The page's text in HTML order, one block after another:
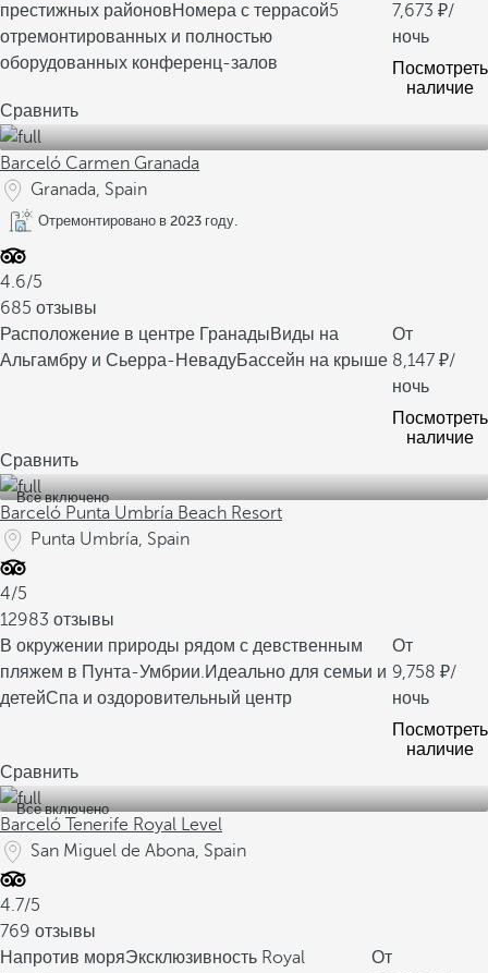
престижных районовНомера с террасой5
отремонтированных и полностью
оборудованных конференц-залов
7,673
/
ночь
Посмотреть
наличие
Сравнить
Barceló Carmen Granada
Granada, Spain
Отремонтировано в 2023 году.
4.6/5
685 отзывы
Расположение в центре ГранадыВиды на
Альгамбру и Сьерра-НевадуБассейн на крыше
От
8,147
/
ночь
Посмотреть
наличие
Сравнить
Все включено
Barceló Punta Umbría Beach Resort
Punta Umbría, Spain
4/5
12983 отзывы
В окружении природы рядом с девственным
пляжем в Пунта-Умбрии.Идеально для семьи и
детейСпа и оздоровительный центр
От
9,758
/
ночь
Посмотреть
наличие
Сравнить
Все включено
Barceló Tenerife Royal Level
San Miguel de Abona, Spain
4.7/5
769 отзывы
Напротив моряЭксклюзивность Royal
От